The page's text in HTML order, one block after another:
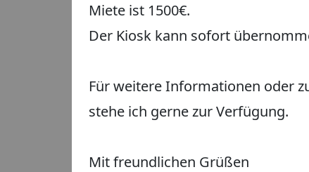
Miete ist 1500€.
Der Kiosk kann sofort
Für weitere Informationen oder
stehe ich gerne zur Verfügung.
Mit freundlichen Grüßen